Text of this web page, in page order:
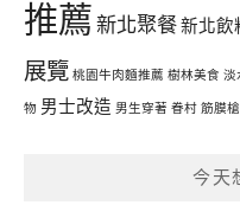
推薦 新北聚餐新北飲
展覽 桃園牛肉麵推薦 樹林美食 淡
物 男士改造 男生穿著 眷村 筋膜槍
今天